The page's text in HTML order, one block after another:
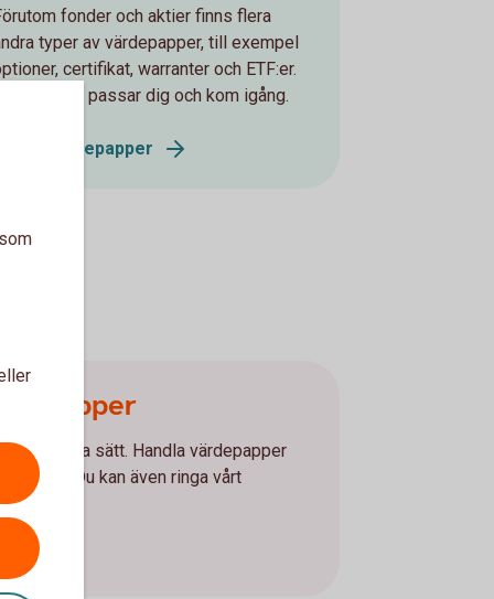
fonder och aktier finns flera
typer av värdepapper, till exempel
certifikat, warranter och ETF:er.
Se vad som passar dig och kom igång.
Andra värdepapper
flera olika sätt. Handla värdepapper
app. Du kan även ringa vårt